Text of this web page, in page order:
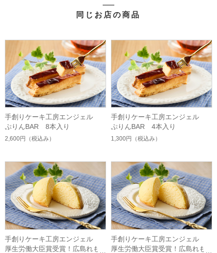
同じお店の商品
手創りケーキ工房エンジェル
ぷりんBAR 8本入り
2,600円 （税込み）
手創りケーキ工房エンジェル
ぷりんBAR 4本入り
1,300円 （税込み）
手創りケーキ工房エンジェル
厚生労働大臣賞受賞！広島れも
手創りケーキ工房エンジェル
厚生労働大臣賞受賞！広島れも